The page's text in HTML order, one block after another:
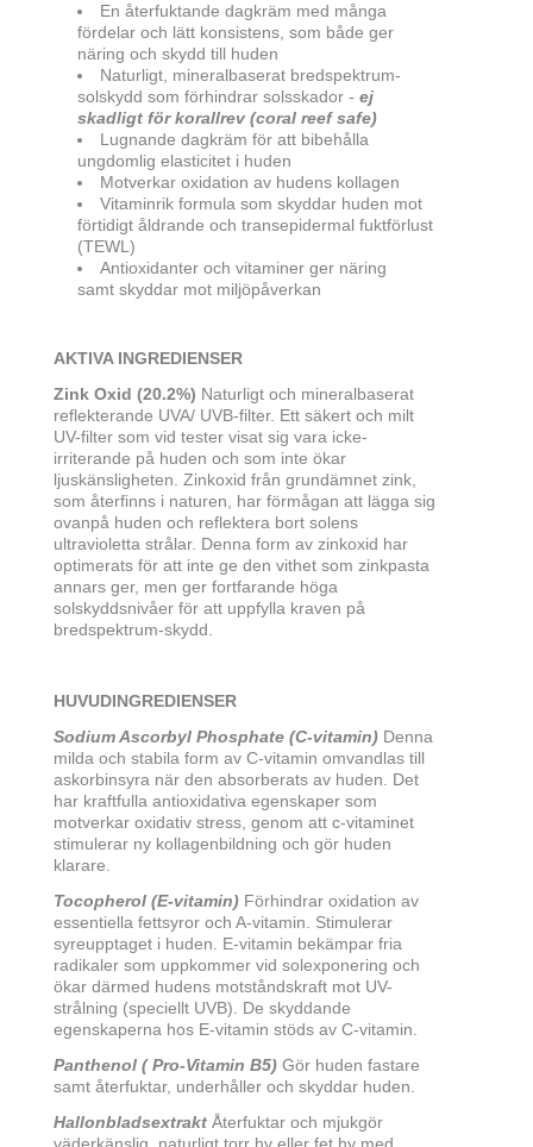
En återfuktande dagkräm med många
fördelar och lätt konsistens, som både ger
näring och skydd till huden
Naturligt, mineralbaserat bredspektrum-
solskydd som förhindrar solsskador - ej
skadligt för korallrev (coral reef safe)
Lugnande dagkräm för att bibehålla
ungdomlig elasticitet i huden
Motverkar oxidation av hudens kollagen
Vitaminrik formula som skyddar huden mot
förtidigt åldrande och transepidermal fuktförlust
(TEWL)
Antioxidanter och vitaminer ger näring
samt skyddar mot miljöpåverkan
AKTIVA INGREDIENSER
Zink Oxid (20.2%) Naturligt och mineralbaserat
reflekterande UVA/ UVB-filter. Ett säkert och milt
UV-filter som vid tester visat sig vara icke-
irriterande på huden och som inte ökar
ljuskänsligheten. Zinkoxid från grundämnet zink,
som återfinns i naturen, har förmågan att lägga sig
ovanpå huden och reflektera bort solens
ultravioletta strålar. Denna form av zinkoxid har
optimerats för att inte ge den vithet som zinkpasta
annars ger, men ger fortfarande höga
solskyddsnivåer för att uppfylla kraven på
bredspektrum-skydd.
HUVUDINGREDIENSER
Sodium Ascorbyl Phosphate (C-vitamin) Denna
milda och stabila form av C-vitamin omvandlas till
askorbinsyra när den absorberats av huden. Det
har kraftfulla antioxidativa egenskaper som
motverkar oxidativ stress, genom att c-vitaminet
stimulerar ny kollagenbildning och gör huden
klarare.
Tocopherol (E-vitamin) Förhindrar oxidation av
essentiella fettsyror och A-vitamin. Stimulerar
syreupptaget i huden. E-vitamin bekämpar fria
radikaler som uppkommer vid solexponering och
ökar därmed hudens motståndskraft mot UV-
strålning (speciellt UVB). De skyddande
egenskaperna hos E-vitamin stöds av C-vitamin.
Panthenol ( Pro-Vitamin B5) Gör huden fastare
samt återfuktar, underhåller och skyddar huden.
Hallonbladsextrakt Återfuktar och mjukgör